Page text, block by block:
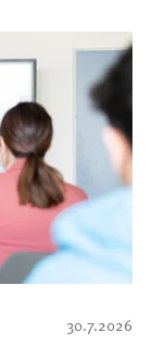
30.7.2026